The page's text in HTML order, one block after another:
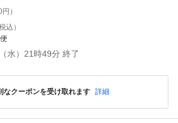
円）
込）
水）21時49分 終了
なクーポンを受け取れます 詳細